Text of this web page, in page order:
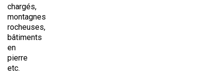
chargés,
montagnes
rocheuses,
bâtiments
en
pierre
etc.